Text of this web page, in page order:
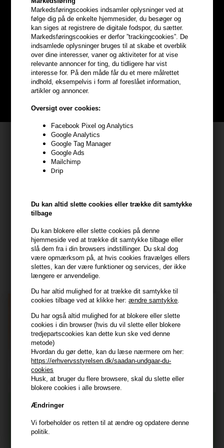
Markedsføringscookies indsamler oplysninger ved at
følge dig på de enkelte hjemmesider, du besøger og
kan siges at registrere de digitale fodspor, du sætter.
Markedsføringscookies er derfor ”trackingcookies”. De
indsamlede oplysninger bruges til at skabe et overblik
over dine interesser, vaner og aktiviteter for at vise
relevante annoncer for ting, du tidligere har vist
interesse for. På den måde får du et mere målrettet
indhold, eksempelvis i form af foreslået information,
artikler og annoncer.
Oversigt over cookies:
Facebook Pixel og Analytics
Google Analytics
Google Tag Manager
Google Ads
Mailchimp
Drip
Du kan altid slette cookies eller trække dit samtykke
tilbage
Du kan blokere eller slette cookies på denne
hjemmeside ved at trække dit samtykke tilbage eller
slå dem fra i din browsers indstillinger. Du skal dog
være opmærksom på, at hvis cookies fravælges ellers
slettes, kan der være funktioner og services, der ikke
længere er anvendelige.
Du har altid mulighed for at trække dit samtykke til
cookies tilbage ved at klikke her:ændre samtykke
Du har også altid mulighed for at blokere eller slette
cookies i din browser (hvis du vil slette eller blokere
tredjepartscookies kan dette kun ske ved denne
metode)
Hvordan du gør dette, kan du læse nærmere om her:
https://erhvervsstyrelsen.dk/saadan-undgaar-du-
cookies
Husk, at bruger du flere browsere, skal du slette eller
blokere cookies i alle browsere.
Ændringer
Vi forbeholder os retten til at ændre og opdatere denne
politik.
Optjen5% bonuskronerpå
hele din ordre
Bliv helt gratis en del af vores kundeklub og optjen rabatter når du
handler
Kundeservice
Frisenborgvej 6A
kundeservice@hair247.dk
Modtag tilbud mm
Tilmeld dig nyhedsbrev - du kan altid afmelde det igen.
TILMELD
ConsentJeg accepterer vilkår og betingelser.
Læs mere her
Husk at vi har
Gratis fragt til ved køb over 399 kr på udvalgte fragtformer
Vi sender samme hverdag ved bestilling inden kl 14:45
356 dages returret
Tilmeld dig nyhedsbrevet
Og modtag nyheder, eksklusive tilbud og rabatter